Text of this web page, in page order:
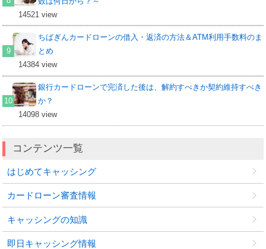
14521 view
ちばぎんカードローンの借入・返済の方法＆ATM利用手数料のま
とめ
14384 view
銀行カードローンで完済した後は、解約すべきか契約維持すべき
か？
14098 view
コンテンツ一覧
はじめてキャッシング
カードローン審査情報
キャッシングの知識
即日キャッシング情報